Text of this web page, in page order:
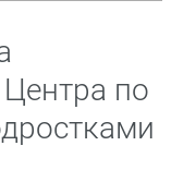
по